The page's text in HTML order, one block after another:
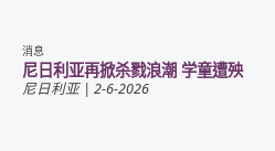
消息
尼日利亚再掀杀戮浪潮 学童遭殃
尼日利亚| 2-6-2026